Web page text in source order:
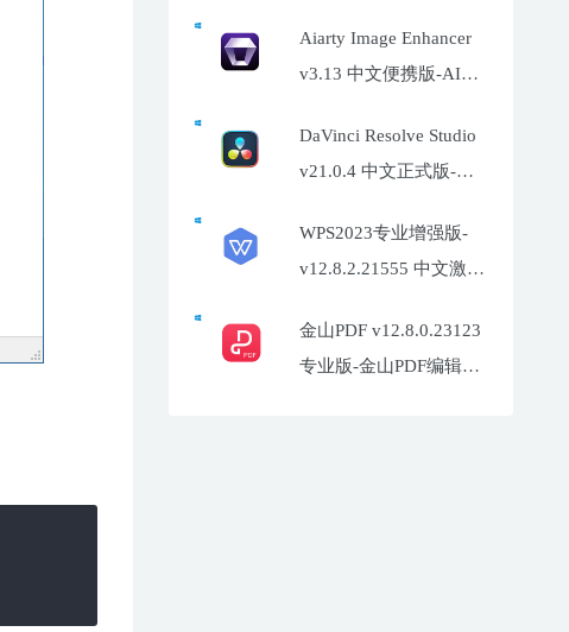
Aiarty Image Enhancer
v3.13 中文便携版-AI照
DaVinci Resolve Studio
v21.0.4 中文正式版-达
WPS2023专业增强版-
v12.8.2.21555 中文激活
金山PDF v12.8.0.23123
专业版-金山PDF编辑器